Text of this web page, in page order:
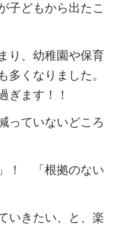
子どもから出たこ
り、幼稚園や保育
多くなりました。
ぎます！！
っていないどころ
」！ 「根拠のない
いきたい、と、楽